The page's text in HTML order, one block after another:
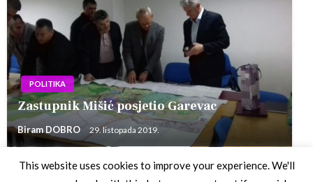
POLITIKA
Zastupnik Mišić posjetio Garevac
Biram DOBRO 29. listopada 2019.
This website uses cookies to improve your experience. We'll